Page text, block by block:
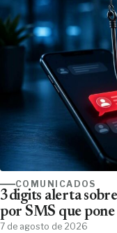
COMUNICADOS
3digits alerta
por SMS que pone
7 de agosto de 2026